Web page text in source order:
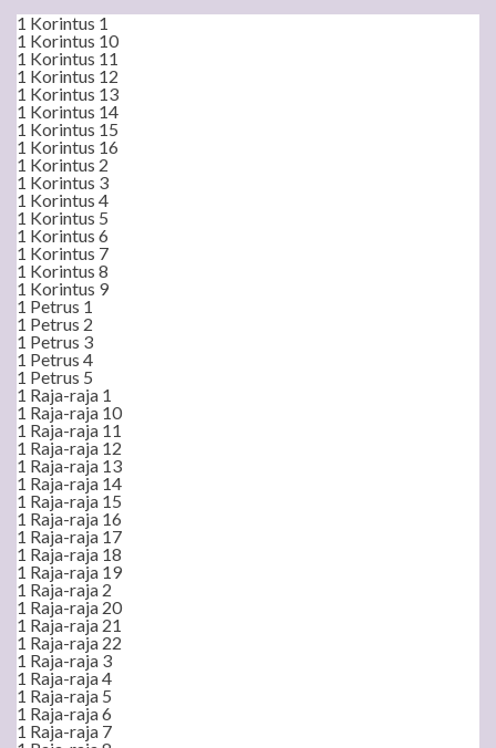
1 Korintus 1
1 Korintus 10
1 Korintus 11
1 Korintus 12
1 Korintus 13
1 Korintus 14
1 Korintus 15
1 Korintus 16
1 Korintus 2
1 Korintus 3
1 Korintus 4
1 Korintus 5
1 Korintus 6
1 Korintus 7
1 Korintus 8
1 Korintus 9
1 Petrus 1
1 Petrus 2
1 Petrus 3
1 Petrus 4
1 Petrus 5
1 Raja-raja 1
1 Raja-raja 10
1 Raja-raja 11
1 Raja-raja 12
1 Raja-raja 13
1 Raja-raja 14
1 Raja-raja 15
1 Raja-raja 16
1 Raja-raja 17
1 Raja-raja 18
1 Raja-raja 19
1 Raja-raja 2
1 Raja-raja 20
1 Raja-raja 21
1 Raja-raja 22
1 Raja-raja 3
1 Raja-raja 4
1 Raja-raja 5
1 Raja-raja 6
1 Raja-raja 7